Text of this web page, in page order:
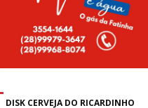
DISK CERVEJA DO RICARDINHO